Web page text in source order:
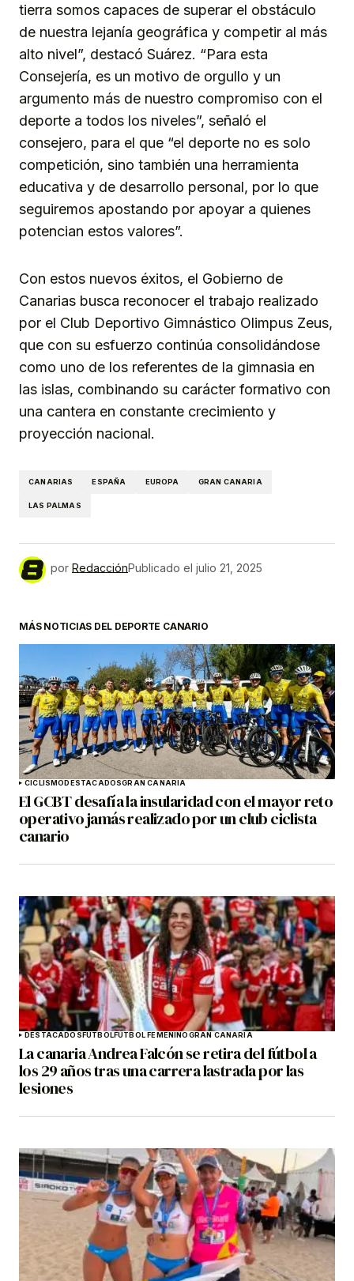
tierra somos capaces de superar el obstáculo
de nuestra lejanía geográfica y competir al más
alto nivel”, destacó Suárez. “Para esta
Consejería, es un motivo de orgullo y un
argumento más de nuestro compromiso con el
deporte a todos los niveles”, señaló el
consejero, para el que “el deporte no es solo
competición, sino también una herramienta
educativa y de desarrollo personal, por lo que
seguiremos apostando por apoyar a quienes
potencian estos valores”.
Con estos nuevos éxitos, el Gobierno de
Canarias busca reconocer el trabajo realizado
por el Club Deportivo Gimnástico Olimpus Zeus,
que con su esfuerzo continúa consolidándose
como uno de los referentes de la gimnasia en
las islas, combinando su carácter formativo con
una cantera en constante crecimiento y
proyección nacional.
CANARIAS ESPAÑA EUROPA GRAN CANARIA
LAS PALMAS
por RedacciónPublicado el julio 21, 2025
MÁS NOTICIAS DEL DEPORTE CANARIO
CICLISMODESTACADOSGRAN CANARIA
El GCBT desafía la insularidad con el mayor reto
operativo jamás realizado por un club ciclista
canario
DESTACADOSFÚTBOLFÚTBOL FEMENINOGRAN CANARIA
La canaria Andrea Falcón se retira del fútbol a
los 29 años tras una carrera lastrada por las
lesiones